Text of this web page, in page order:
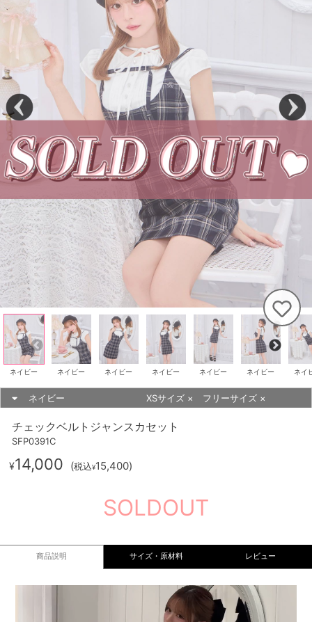
ネイビー ネイビー ネイビー ネイビー ネイビー ネイビー ネイ
ネイビー XSサイズ × フリーサイズ ×
チェックベルトジャンスカセット
SFP0391C
¥14,000 (税込¥15,400)
SOLDOUT
商品説明 サイズ・原材料 レビュー